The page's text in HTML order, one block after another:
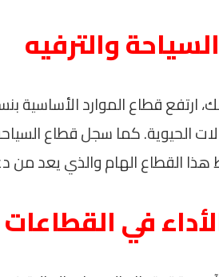
والترفيه
هذا القطاع الهام والذي يعد من
في القطاعات